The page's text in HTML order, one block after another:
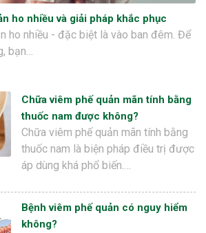
ho nhiều và giải pháp khắc phục
ho nhiều - đặc biệt là vào ban đêm. Để
bạn…
Chữa viêm phế quản mãn tính bằng
thuốc nam được không?
Chữa viêm phế quản mãn tính bằng
thuốc nam là biện pháp điều trị được
áp dùng khá phổ biến.…
Bệnh viêm phế quản có nguy hiểm
không?